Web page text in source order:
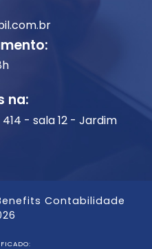
na:
- sala 12 - Jardim
Contabilidade